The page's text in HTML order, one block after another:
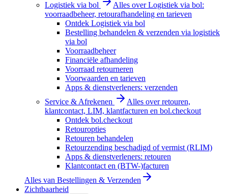
Logistiek via bol
Alles over Logistiek via bol:
voorraadbeheer, retourafhandeling en tarieven
Ontdek Logistiek via bol
Bestelling behandelen & verzenden via logistiek
via bol
Voorraadbeheer
Financiële afhandeling
Voorraad retourneren
Voorwaarden en tarieven
Apps & dienstverleners: verzenden
Service & Afrekenen
Alles over retouren,
klantcontact, LIM, klantfacturen en bol.checkout
Ontdek bol.checkout
Retouropties
Retouren behandelen
Retourzending beschadigd of vermist (RLIM)
Apps & dienstverleners: retouren
Klantcontact en (BTW-)facturen
Alles van Bestellingen & Verzenden
Zichtbaarheid